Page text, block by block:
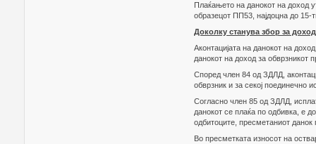
Плаќањето на данокот на доход
образецот ПП53, најдоцна до
Доколку станува збор за
Аконтацијата на данокот на
данокот на доход за обврзникот
Според член 84 од ЗДЛД,
обврзник и за секој поединечно
Согласно член 85 од ЗДЛД,
данокот се плаќа по одбивка, е
одбитоците, пресметаниот данок
Во пресметката износот на